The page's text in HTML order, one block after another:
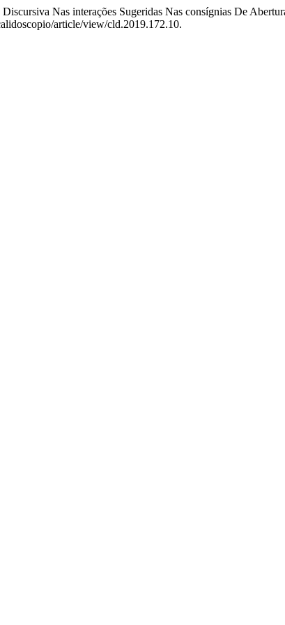
Nas interações Sugeridas Nas consígnias De
article/view/cld.2019.172.10.